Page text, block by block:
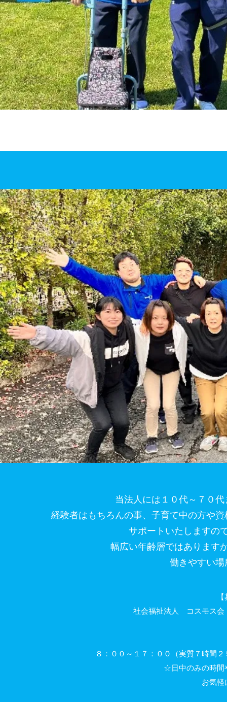
当法人には１０代～７０
経験者はもちろんの事、子育て中の方や
サポートいたしますの
幅広い年齢層ではあります
働きやすい
社会福祉法人 コスモス会
８：００～１７：００（実質７時間
☆日中のみの時間
お気軽